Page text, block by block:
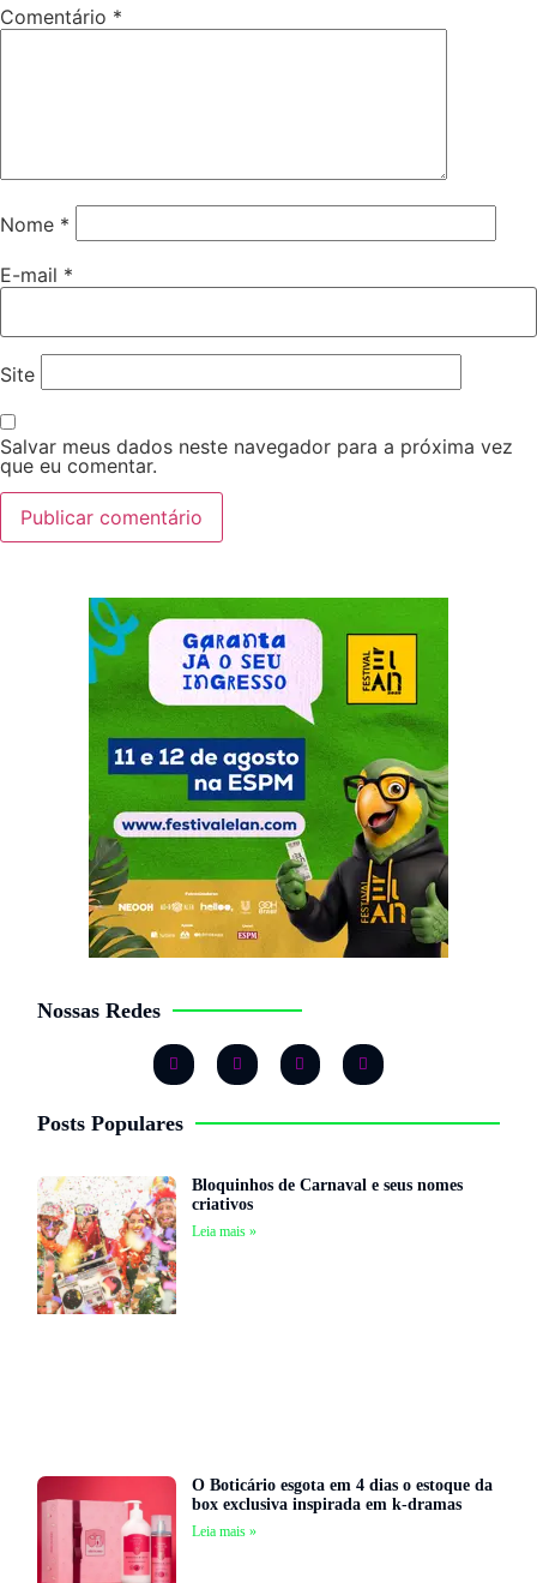
Comentário *
Nome *
E-mail *
Site
Salvar meus dados neste navegador para a próxima vez
que eu comentar.
Nossas Redes
Posts Populares
Bloquinhos de Carnaval e seus nomes
criativos
Leia mais »
O Boticário esgota em 4 dias o estoque da
box exclusiva inspirada em k-dramas
Leia mais »